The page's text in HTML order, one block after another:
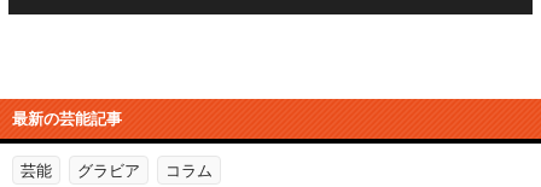
最新の芸能記事
芸能 グラビア コラム